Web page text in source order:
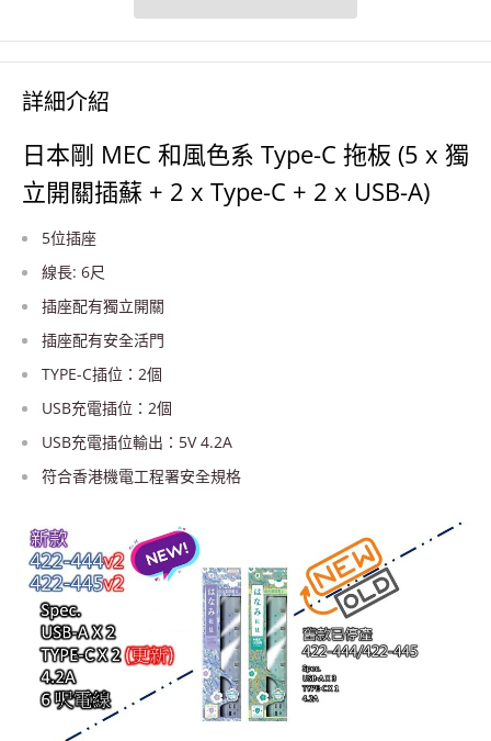
詳細介紹
日本剛 MEC 和風色系 Type-C 拖板 (5 x 獨
立開關插蘇 + 2 x Type-C + 2 x USB-A)
5位插座
線長: 6尺
插座配有獨立開關
插座配有安全活門
TYPE-C插位：2個
USB充電插位：2個
USB充電插位輸出：5V 4.2A
符合香港機電工程署安全規格